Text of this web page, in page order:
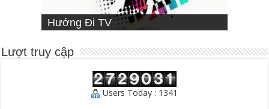
Hướng Đi TV
Sống Đạo
VIETNAMESE MISSIONARY
INSTITUTE
Người Chăn Bầy
Lượt truy cập
Users Today : 1341